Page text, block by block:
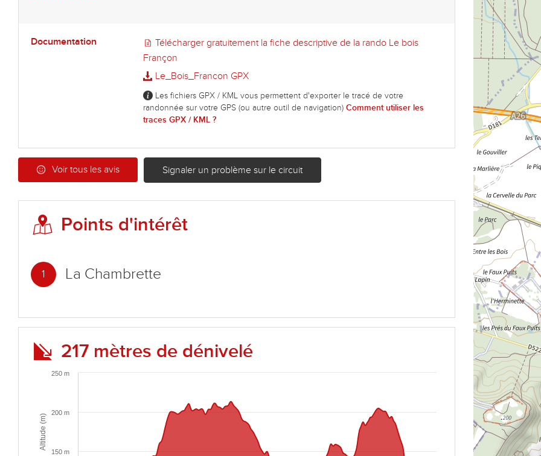
Documentation
Télécharger gratuitement la fiche descriptive de la rando Le bois
Françon
Le_Bois_Francon GPX
Les fichiers GPX / KML vous permettent d'exporter le tracé de votre
randonnée sur votre GPS (ou autre outil de navigation) Comment utiliser les
traces GPX / KML ?
Voir tous les avis Signaler un problème sur le circuit
Points d'intérêt
1 La Chambrette
217 mètres de dénivelé
Altitude (m)
150 m
200 m
250 m